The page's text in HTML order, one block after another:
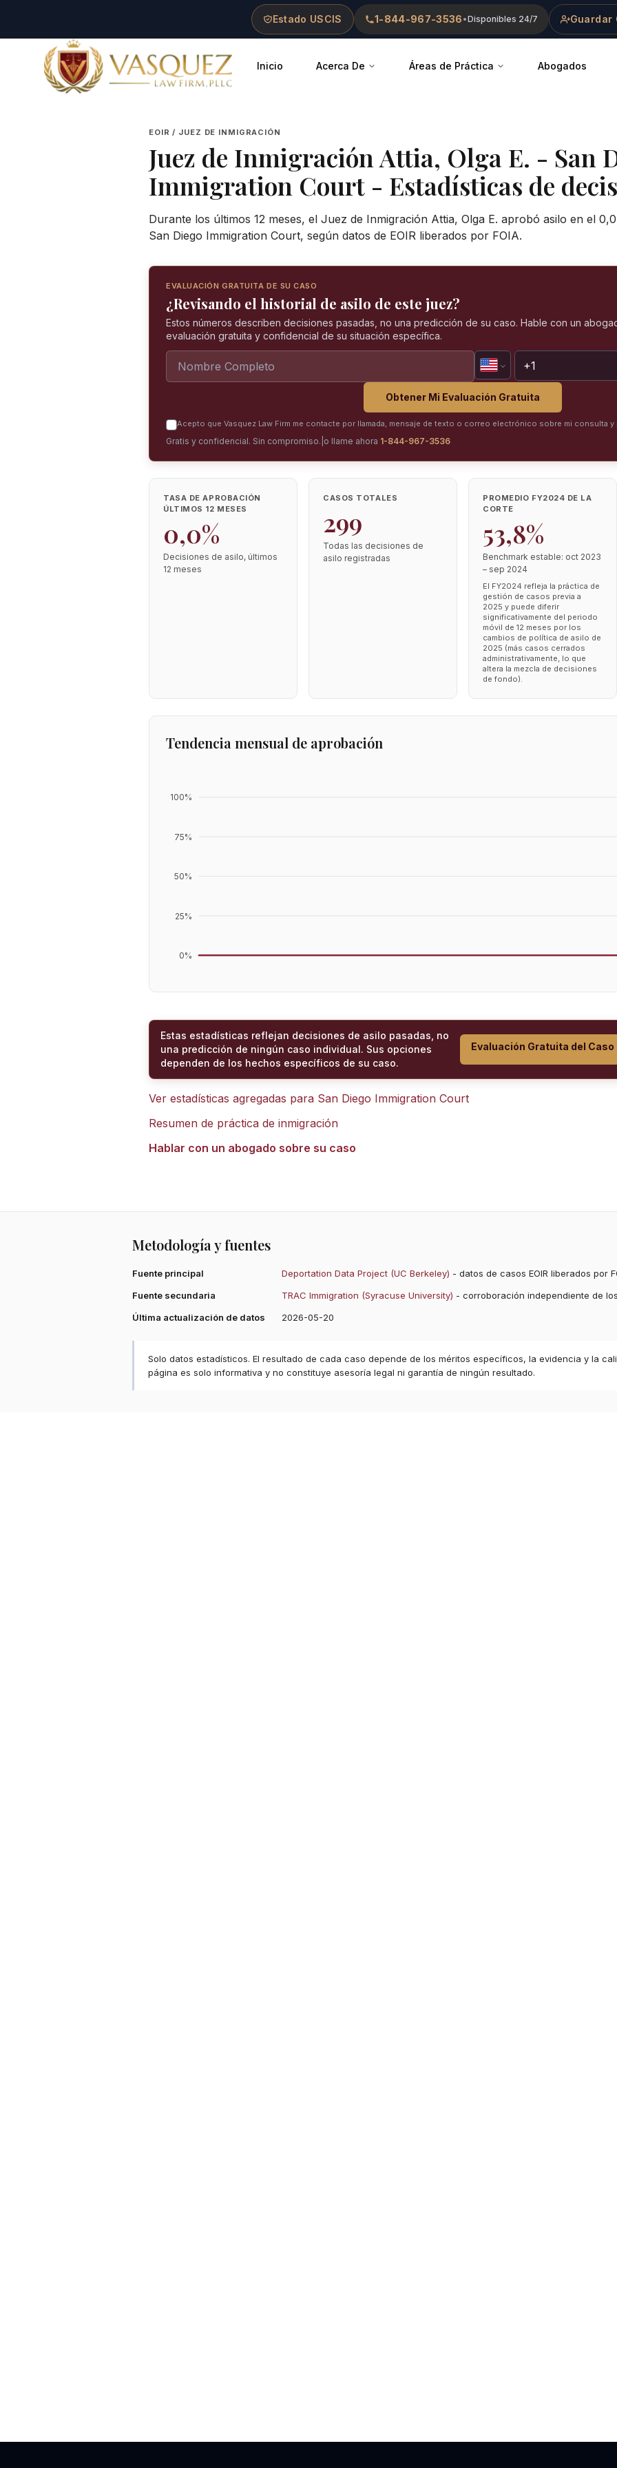
Estado USCIS 1-844-967-3536 •Disponibles 24/7 Guardar
Vasquez Law Firm - Home
Inicio Acerca De Áreas de Práctica Abogados
EOIR / JUEZ DE INMIGRACIÓN
Juez de Inmigración Attia, Olga E. - San
Immigration Court - Estadísticas de
Durante los últimos 12 meses, el Juez de Inmigración Attia, Olga E. aprobó asilo en el
San Diego Immigration Court, según datos de EOIR liberados por FOIA.
EVALUACIÓN GRATUITA DE SU CASO
¿Revisando el historial de asilo de este juez?
Estos números describen decisiones pasadas, no una predicción de su caso. Hable con un
evaluación gratuita y confidencial de su situación específica.
Obtener Mi Evaluación Gratuita
Acepto que Vasquez Law Firm me contacte por llamada, mensaje de texto o correo electrónico sobre mi consulta
Gratis y confidencial. Sin compromiso. o llame ahora 1-844-967-3536
TASA DE APROBACIÓN
ÚLTIMOS 12 MESES
0,0%
Decisiones de asilo, últimos
12 meses
CASOS TOTALES
299
Todas las decisiones de
asilo registradas
PROMEDIO FY2024 DE LA
CORTE
53,8%
Benchmark estable: oct 2023
– sep 2024
El FY2024 refleja la práctica de
gestión de casos previa a
2025 y puede diferir
significativamente del periodo
móvil de 12 meses por los
cambios de política de asilo de
2025 (más casos cerrados
administrativamente, lo que
altera la mezcla de decisiones
de fondo).
Tendencia mensual de aprobación
0%
25%
50%
75%
100%
Estas estadísticas reflejan decisiones de asilo pasadas, no
una predicción de ningún caso individual. Sus opciones
dependen de los hechos específicos de su caso.
Evaluación Gratuita del Caso
Ver estadísticas agregadas para San Diego Immigration Court
Resumen de práctica de inmigración
Hablar con un abogado sobre su caso
Metodología y fuentes
Fuente principal Deportation Data Project (UC Berkeley) - datos de casos EOIR liberados por
Fuente secundaria
TRAC Immigration (Syracuse University) - corroboración independiente de
Última actualización de datos
2026-05-20
Solo datos estadísticos. El resultado de cada caso depende de los méritos específicos, la evidencia y la
página es solo informativa y no constituye asesoría legal ni garantía de ningún resultado.